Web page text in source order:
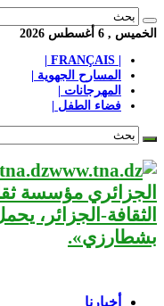
الخميس , 6 أغسطس 2026
المسارح الجهوية |
المهرجانات |
فضاء الطفل |
الجزائري مؤسسة
الثقافة-الجزائر،
بشطارزي».
أخبارنا